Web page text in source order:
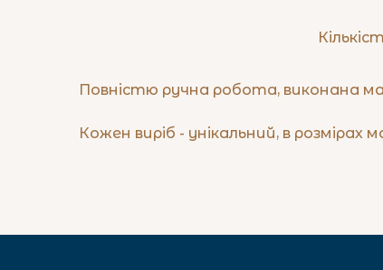
Повністю ручна робота, виконана
Кожен виріб - унікальний, в розмірах